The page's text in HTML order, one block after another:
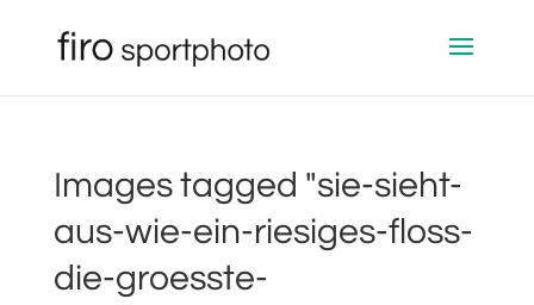
Images tagged "sie-sieht-
aus-wie-ein-riesiges-floss-
die-groesste-